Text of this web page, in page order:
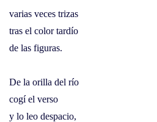
varias veces trizas
tras el color tardío
de las figuras.
De la orilla del río
cogí el verso
y lo leo despacio,